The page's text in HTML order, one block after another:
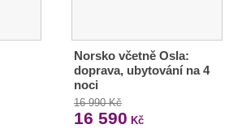
Norsko včetně Osla:
doprava, ubytování na 4
noci
16 990 Kč
16 590 Kč